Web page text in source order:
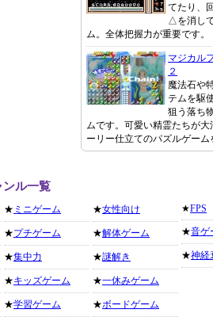
てたり、
△を消し
ム。全体把握力が重要です。
マジカル
２
魔法石や
テムを駆
狙う落ち
ムです。可愛い精霊たちが大
ーリー仕立てのパズルゲーム
ンル一覧
★ ミニゲーム
★プチゲーム
★集中力
★キッズゲーム
★学習ゲーム
★女性向け
★解体ゲーム
★謎解き
★一休みゲーム
★ボードゲーム
★FPS
★音ゲ
★神経